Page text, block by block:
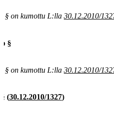
§ on kumottu L:lla 30.12.2010/
§
§ on kumottu L:lla 30.12.2010/
(30.12.2010/1327)